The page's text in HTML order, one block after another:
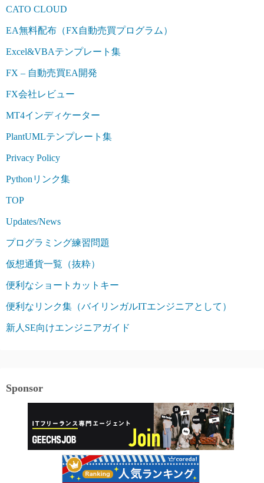
CATO CLOUD
EA無料配布（FX自動売買プログラム）
Excel&VBAテンプレート集
FX – 自動売買EA開発
FX会社レビュー
MT4インディケーター
PlantUMLテンプレート集
Privacy Policy
Pythonリンク集
TOP
Updates/News
プログラミング練習問題
仮想通貨一覧（抜粋）
便利なショートカットキー
便利なリンク集（バイリンガルITエンジニアとして）
新人SE向けエンジニアガイド
Sponsor